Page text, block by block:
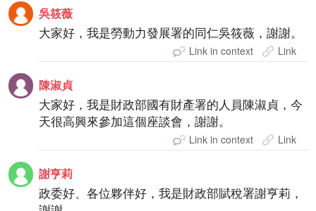
吳筱薇
大家好，我是勞動力發展署的同仁吳筱薇，謝謝。
Link in context Link
陳淑貞
大家好，我是財政部國有財產署的人員陳淑貞，今
天很高興來參加這個座談會，謝謝。
Link in context Link
謝亨莉
政委好、各位夥伴好，我是財政部賦稅署謝亨莉，